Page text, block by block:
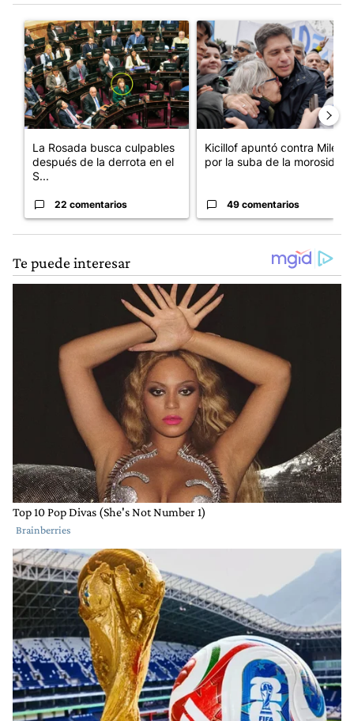
Un artículo de tendencia con el título "La Rosada busca
La Rosada busca culpables
después de la derrota en el
S...
22 comentarios
Un artículo de tendencia con
Kicillof apuntó contra Milei
por la suba de la morosida...
49 comentarios